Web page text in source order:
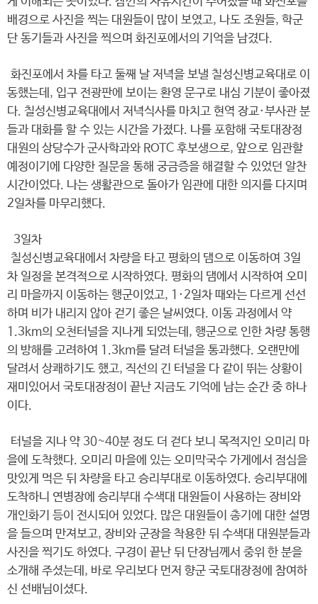
배경으로 사진을 찍는 대원들이 많이 보였고, 나도 조원들, 학군
단 동기들과 사진을 찍으며 화진포에서의 기억을 남겼다.
화진포에서 차를 타고 둘째 날 저녁을 보낼 칠성신병교육대로 이
동했는데, 입구 전광판에 보이는 환영 문구로 내심 기분이 좋아졌
다. 칠성신병교육대에서 저녁식사를 마치고 현역 장교·부사관 분
들과 대화를 할 수 있는 시간을 가졌다. 나를 포함해 국토대장정
대원의 상당수가 군사학과와 ROTC 후보생으로, 앞으로 임관할
예정이기에 다양한 질문을 통해 궁금증을 해결할 수 있었던 알찬
시간이었다. 나는 생활관으로 돌아가 임관에 대한 의지를 다지며
2일차를 마무리했다.
3일차
칠성신병교육대에서 차량을 타고 평화의 댐으로 이동하여 3일
차 일정을 본격적으로 시작하였다. 평화의 댐에서 시작하여 오미
리 마을까지 이동하는 행군이었고, 1·2일차 때와는 다르게 선선
하며 비가 내리지 않아 걷기 좋은 날씨였다. 이동 과정에서 약
1.3km의 오천터널을 지나게 되었는데, 행군으로 인한 차량 통행
의 방해를 고려하여 1.3km를 달려 터널을 통과했다. 오랜만에
달려서 상쾌하기도 했고, 직선의 긴 터널을 다 같이 뛰는 상황이
재미있어서 국토대장정이 끝난 지금도 기억에 남는 순간 중 하나
이다.
터널을 지나 약 30~40분 정도 더 걷다 보니 목적지인 오미리 마
을에 도착했다. 오미리 마을에 있는 오미막국수 가게에서 점심을
맛있게 먹은 뒤 차량을 타고 승리부대로 이동하였다. 승리부대에
도착하니 연병장에 승리부대 수색대 대원들이 사용하는 장비와
개인화기 등이 전시되어 있었다. 많은 대원들이 총기에 대한 설명
을 들으며 만져보고, 장비와 군장을 착용한 뒤 수색대 대원분들과
사진을 찍기도 하였다. 구경이 끝난 뒤 단장님께서 중위 한 분을
소개해 주셨는데, 바로 우리보다 먼저 향군 국토대장정에 참여하
신 선배님이셨다.